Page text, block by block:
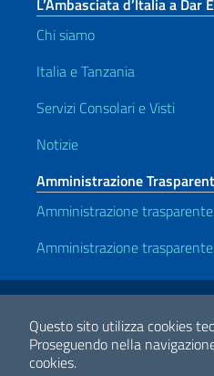
Questo sito utilizza cookies
Proseguendo nella
cookies.
L’Ambasciata d’Italia a Dar
Chi siamo
Italia e Tanzania
Servizi Consolari e Visti
Notizie
Amministrazione
Amministrazione
Amministrazione
Link Utili